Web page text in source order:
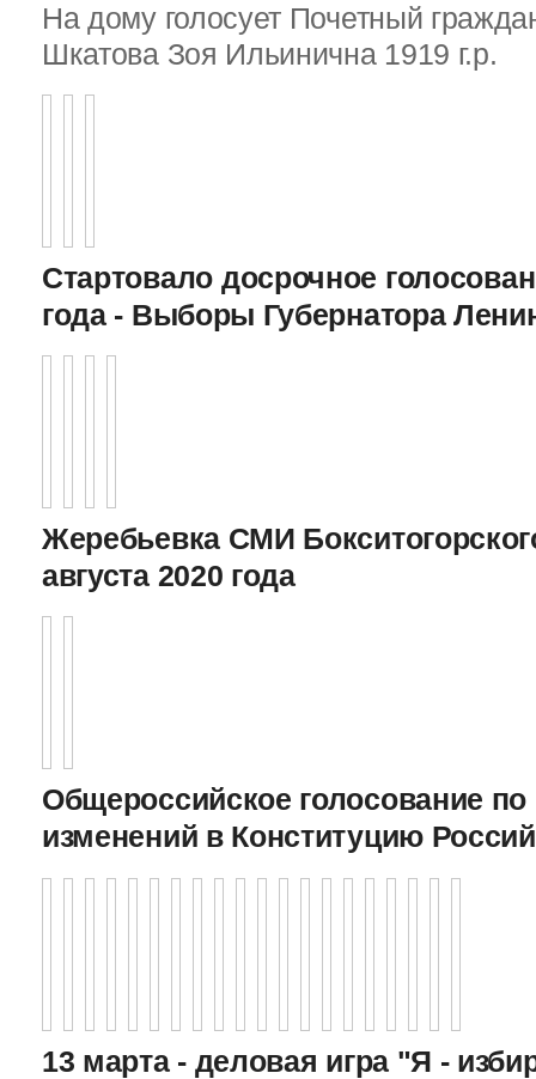
На дому голосует Почетный
Шкатова Зоя Ильинична 1919 г.р.
Стартовало досрочное
года - Выборы Губернатора
Жеребьевка СМИ
августа 2020 года
Общероссийское голосование
изменений в Конституцию
13 марта - деловая игра "Я -